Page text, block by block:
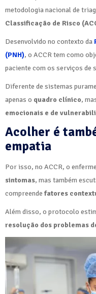
metodologia nacional de
Classificação de Risco
Desenvolvido no contexto da
(PNH), o ACCR tem como
paciente com os serviços de
Diferente de sistemas
apenas o quadro clínico,
emocionais e de
Acolher é
empatia
Por isso, no ACCR, o
sintomas, mas também
compreende fatores
Além disso, o protocolo
resolução dos problemas